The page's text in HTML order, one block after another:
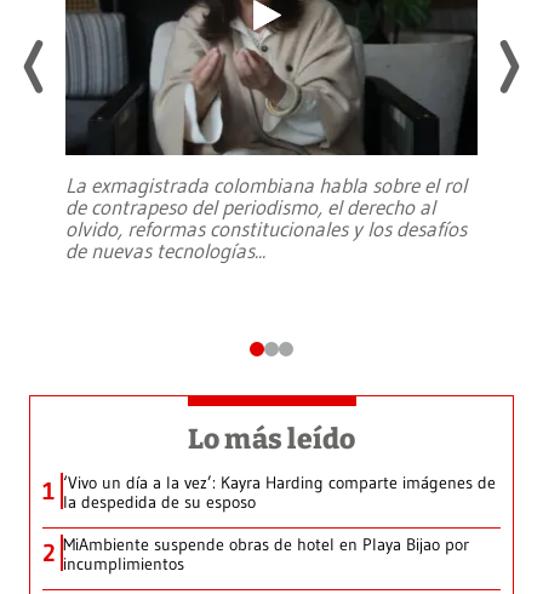
La exmagistrada colombiana habla sobre el rol
de contrapeso del periodismo, el derecho al
olvido, reformas constitucionales y los desafíos
de nuevas tecnologías...
Lo más leído
1 ‘Vivo un día a la vez’: Kayra Harding comparte imágenes de
la despedida de su esposo
2 MiAmbiente suspende obras de hotel en Playa Bijao por
incumplimientos